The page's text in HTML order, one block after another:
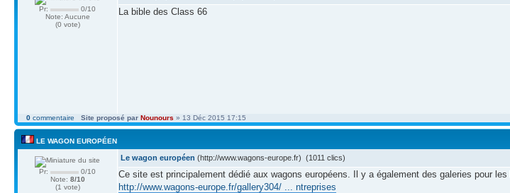
Pr:
0/10
Note: Aucune
(0 vote)
La bible des Class 66
0 commentaire Site proposé par Nounours » 13 Déc 2015 17:15
LE WAGON EUROPÉEN
Pr:
0/10
Note: 8/10
(1 vote)
Le wagon européen (http://www.wagons-europe.fr) (1011 clics)
Ce site est principalement dédié aux wagons européens. Il y a également des galeries pour
http://www.wagons-europe.fr/gallery304/ ... ntreprises